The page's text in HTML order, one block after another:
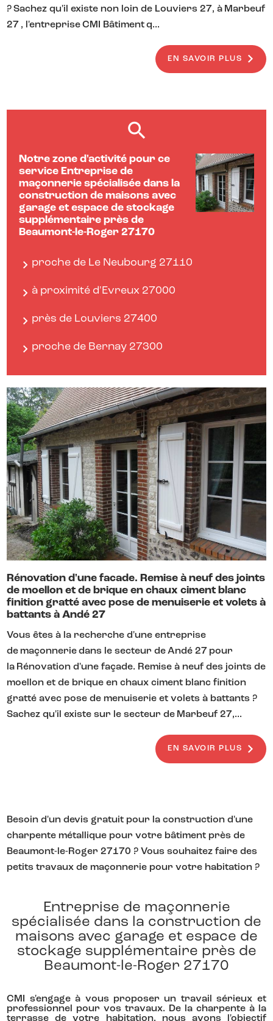
? Sachez qu'il existe non loin de Louviers 27, à Marbeuf
27 , l'entreprise CMI Bâtiment q...
EN SAVOIR PLUS
Notre zone d'activité pour ce
service Entreprise de
maçonnerie spécialisée dans la
construction de maisons avec
garage et espace de stockage
supplémentaire près de
Beaumont-le-Roger 27170
proche de Le Neubourg 27110
à proximité d'Evreux 27000
près de Louviers 27400
proche de Bernay 27300
Rénovation d'une facade. Remise à neuf des joints
de moellon et de brique en chaux ciment blanc
finition gratté avec pose de menuiserie et volets à
battants à Andé 27
Vous êtes à la recherche d'une entreprise
de maçonnerie dans le secteur de Andé 27 pour
la Rénovation d'une façade. Remise à neuf des joints de
moellon et de brique en chaux ciment blanc finition
gratté avec pose de menuiserie et volets à battants ?
Sachez qu'il existe sur le secteur de Marbeuf 27,...
EN SAVOIR PLUS
Besoin d'un devis gratuit pour la construction d'une
charpente métallique pour votre bâtiment près de
Beaumont-le-Roger 27170 ? Vous souhaitez faire des
petits travaux de maçonnerie pour votre habitation ?
Entreprise de maçonnerie
spécialisée dans la construction de
maisons avec garage et espace de
stockage supplémentaire près de
Beaumont-le-Roger 27170
CMI s'engage à vous proposer un travail sérieux et
professionnel pour vos travaux. De la charpente à la
terrasse de votre habitation, nous avons l'objectif